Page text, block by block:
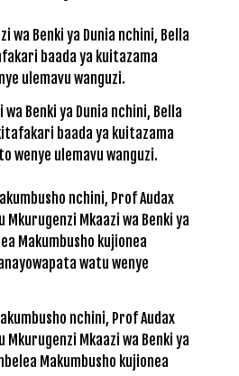
Benki ya Dunia nchini, Bella
baada ya kuitazama
wenye ulemavu wanguzi.
nchini, Prof Audax
Mkurugenzi Mkaazi wa Benki ya
Makumbusho kujionea